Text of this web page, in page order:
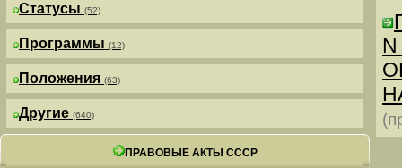
Статусы (52)
Программы (12)
Положения (63)
Другие (640)
ПРАВОВЫЕ АКТЫ СССР